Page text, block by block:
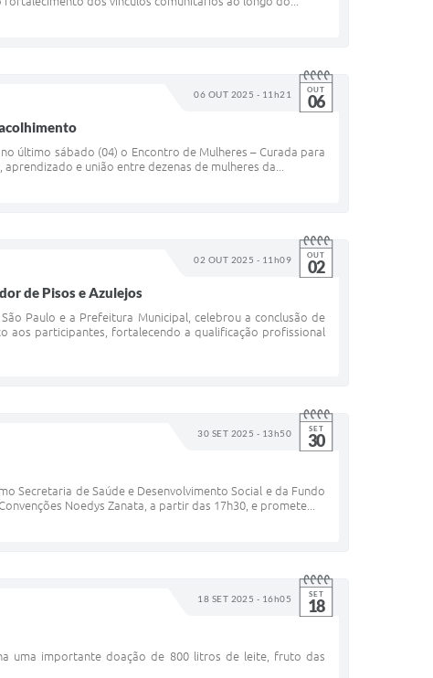
06 OUT 2025 - 11h21 OUT
06
último sábado (04) o Encontro de Mulheres – Curada para
e união entre dezenas de mulheres da...
02 OUT 2025 - 11h09 OUT
02
de Pisos e Azulejos
Paulo e a Prefeitura Municipal, celebrou a conclusão de
aos participantes, fortalecendo a qualificação profissional
30 SET 2025 - 13h50 SET
30
Secretaria de Saúde e Desenvolvimento Social e da Fundo
Noedys Zanata, a partir das 17h30, e promete...
18 SET 2025 - 16h05 SET
18
uma importante doação de 800 litros de leite, fruto das